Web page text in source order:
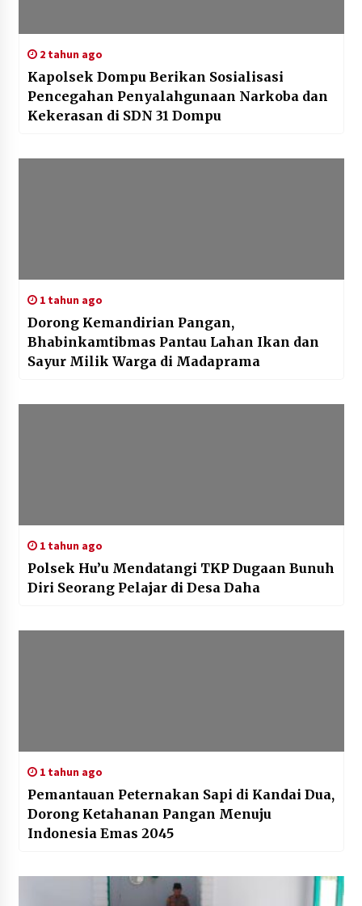
2 tahun ago
Kapolsek Dompu Berikan Sosialisasi
Pencegahan Penyalahgunaan Narkoba dan
Kekerasan di SDN 31 Dompu
1 tahun ago
Dorong Kemandirian Pangan,
Bhabinkamtibmas Pantau Lahan Ikan dan
Sayur Milik Warga di Madaprama
1 tahun ago
Polsek Hu’u Mendatangi TKP Dugaan Bunuh
Diri Seorang Pelajar di Desa Daha
1 tahun ago
Pemantauan Peternakan Sapi di Kandai Dua,
Dorong Ketahanan Pangan Menuju
Indonesia Emas 2045